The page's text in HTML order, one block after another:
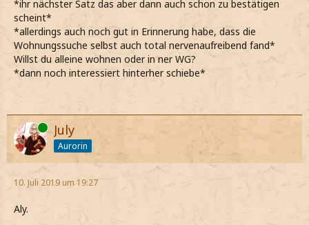
*ihr nächster Satz das aber dann auch schon zu bestätigen
scheint*
*allerdings auch noch gut in Erinnerung habe, dass die
Wohnungssuche selbst auch total nervenaufreibend fand*
Willst du alleine wohnen oder in ner WG?
*dann noch interessiert hinterher schiebe*
Online July
Aurorin
10. Juli 2019 um 19:27
Aly.